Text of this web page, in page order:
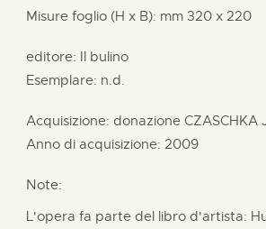
Misure foglio (H x B): mm 320 x 220
editore: Il bulino
Esemplare: n.d.
Acquisizione: donazione CZASCHKA
Anno di acquisizione: 2009
Note:
L'opera fa parte del libro d'artista: